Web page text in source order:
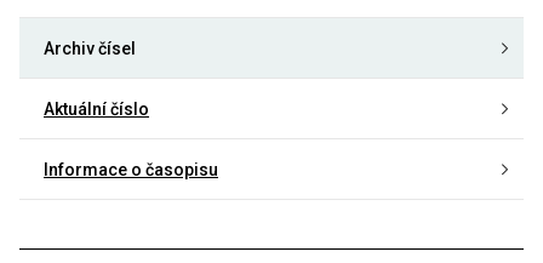
Archiv čísel
Aktuální číslo
Informace o časopisu